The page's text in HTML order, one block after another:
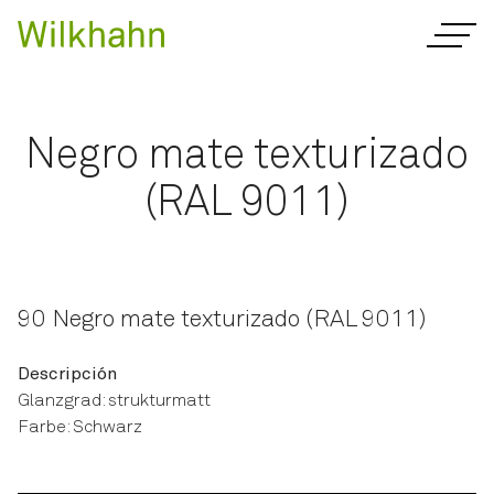
Negro mate texturizado
(RAL 9011)
90 Negro mate texturizado (RAL 9011)
Descripción
Glanzgrad: strukturmatt
Farbe: Schwarz